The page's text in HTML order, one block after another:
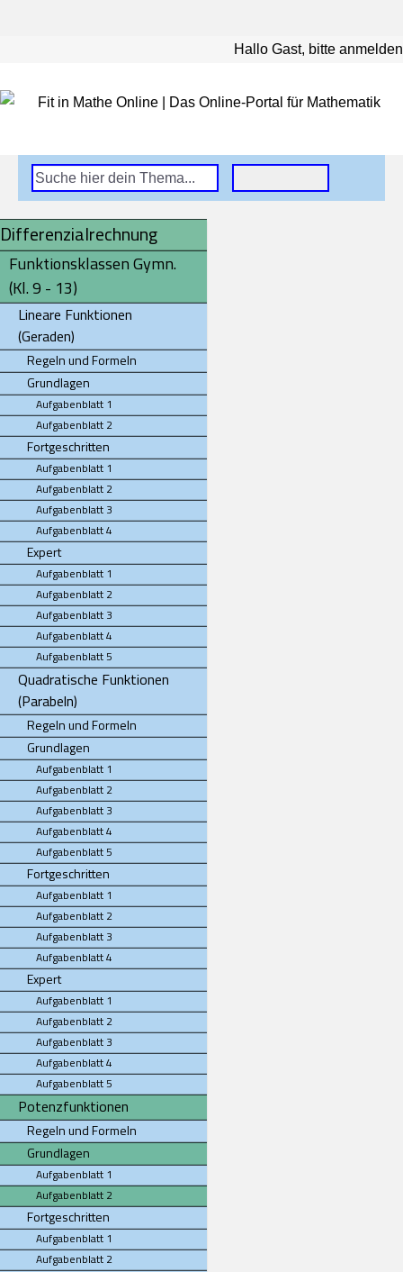
Hallo Gast, bitte anmelden
Differenzialrechnung
Funktionsklassen Gymn.
(Kl. 9 - 13)
Lineare Funktionen
(Geraden)
Regeln und Formeln
Grundlagen
Aufgabenblatt 1
Aufgabenblatt 2
Fortgeschritten
Aufgabenblatt 1
Aufgabenblatt 2
Aufgabenblatt 3
Aufgabenblatt 4
Expert
Aufgabenblatt 1
Aufgabenblatt 2
Aufgabenblatt 3
Aufgabenblatt 4
Aufgabenblatt 5
Quadratische Funktionen
(Parabeln)
Regeln und Formeln
Grundlagen
Aufgabenblatt 1
Aufgabenblatt 2
Aufgabenblatt 3
Aufgabenblatt 4
Aufgabenblatt 5
Fortgeschritten
Aufgabenblatt 1
Aufgabenblatt 2
Aufgabenblatt 3
Aufgabenblatt 4
Expert
Aufgabenblatt 1
Aufgabenblatt 2
Aufgabenblatt 3
Aufgabenblatt 4
Aufgabenblatt 5
Potenzfunktionen
Regeln und Formeln
Grundlagen
Aufgabenblatt 1
Aufgabenblatt 2
Fortgeschritten
Aufgabenblatt 1
Aufgabenblatt 2